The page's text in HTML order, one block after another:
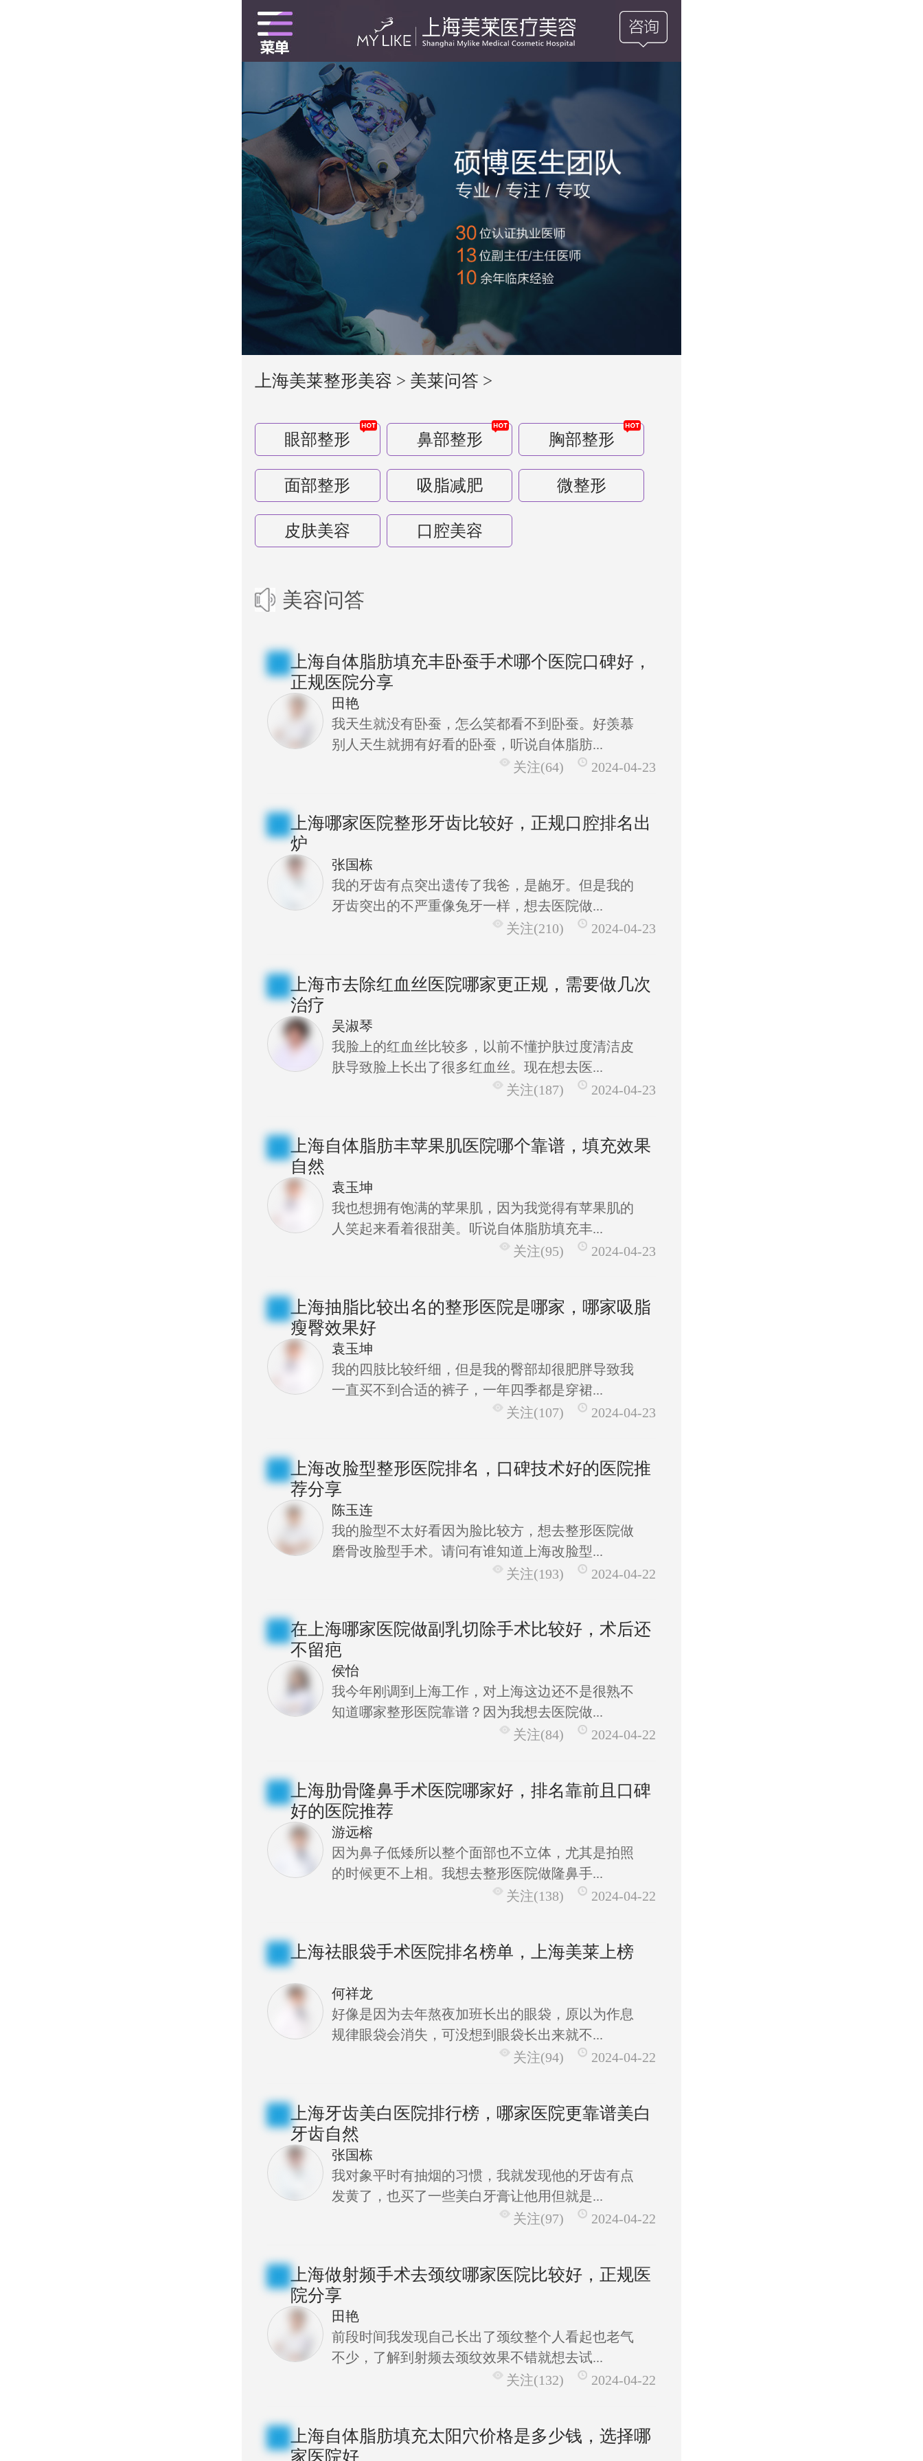
上海美莱整形美容 > 美莱问答 >
眼部整形 鼻部整形 胸部整形
面部整形 吸脂减肥 微整形
皮肤美容 口腔美容
美容问答
上海自体脂肪填充丰卧蚕手术哪个医院口碑好，
正规医院分享
田艳
我天生就没有卧蚕，怎么笑都看不到卧蚕。好羡慕
别人天生就拥有好看的卧蚕，听说自体脂肪...
关注(64)
2024-04-23
上海哪家医院整形牙齿比较好，正规口腔排名出
炉
张国栋
我的牙齿有点突出遗传了我爸，是龅牙。但是我的
牙齿突出的不严重像兔牙一样，想去医院做...
关注(210)
2024-04-23
上海市去除红血丝医院哪家更正规，需要做几次
治疗
吴淑琴
我脸上的红血丝比较多，以前不懂护肤过度清洁皮
肤导致脸上长出了很多红血丝。现在想去医...
关注(187)
2024-04-23
上海自体脂肪丰苹果肌医院哪个靠谱，填充效果
自然
袁玉坤
我也想拥有饱满的苹果肌，因为我觉得有苹果肌的
人笑起来看着很甜美。听说自体脂肪填充丰...
关注(95)
2024-04-23
上海抽脂比较出名的整形医院是哪家，哪家吸脂
瘦臀效果好
袁玉坤
我的四肢比较纤细，但是我的臀部却很肥胖导致我
一直买不到合适的裤子，一年四季都是穿裙...
关注(107)
2024-04-23
上海改脸型整形医院排名，口碑技术好的医院推
荐分享
陈玉连
我的脸型不太好看因为脸比较方，想去整形医院做
磨骨改脸型手术。请问有谁知道上海改脸型...
关注(193)
2024-04-22
在上海哪家医院做副乳切除手术比较好，术后还
不留疤
侯怡
我今年刚调到上海工作，对上海这边还不是很熟不
知道哪家整形医院靠谱？因为我想去医院做...
关注(84)
2024-04-22
上海肋骨隆鼻手术医院哪家好，排名靠前且口碑
好的医院推荐
游远榕
因为鼻子低矮所以整个面部也不立体，尤其是拍照
的时候更不上相。我想去整形医院做隆鼻手...
关注(138)
2024-04-22
上海祛眼袋手术医院排名榜单，上海美莱上榜
何祥龙
好像是因为去年熬夜加班长出的眼袋，原以为作息
规律眼袋会消失，可没想到眼袋长出来就不...
关注(94)
2024-04-22
上海牙齿美白医院排行榜，哪家医院更靠谱美白
牙齿自然
张国栋
我对象平时有抽烟的习惯，我就发现他的牙齿有点
发黄了，也买了一些美白牙膏让他用但就是...
关注(97)
2024-04-22
上海做射频手术去颈纹哪家医院比较好，正规医
院分享
田艳
前段时间我发现自己长出了颈纹整个人看起也老气
不少，了解到射频去颈纹效果不错就想去试...
关注(132)
2024-04-22
上海自体脂肪填充太阳穴价格是多少钱，选择哪
家医院好